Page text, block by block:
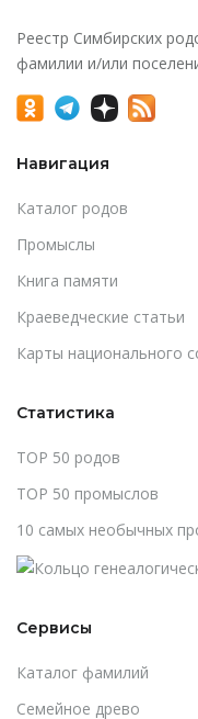
Реестр Симбирских
фамилии и/или
Навигация
Каталог родов
Промыслы
Книга памяти
Краеведческие статьи
Карты национального
Статистика
TOP 50 родов
TOP 50 промыслов
10 самых необычных
Сервисы
Каталог фамилий
Cемейное древо